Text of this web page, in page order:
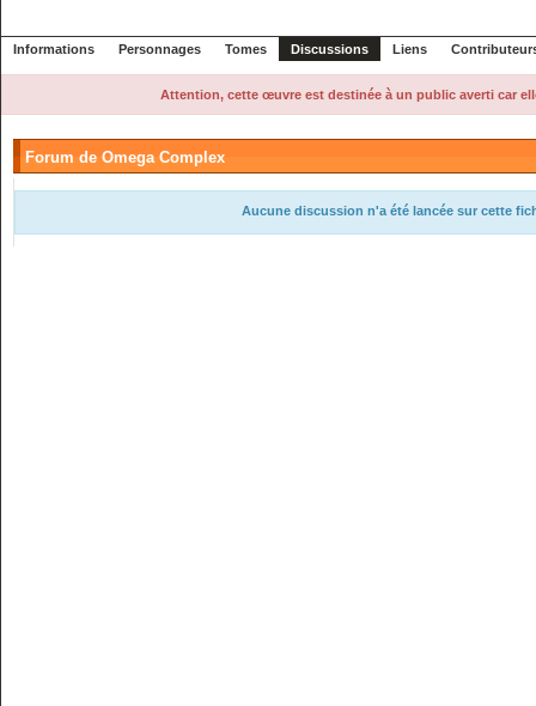
Informations Personnages Tomes Discussions Liens
Attention, cette œuvre est destinée à un public averti car
Forum de Omega Complex
Aucune discussion n'a été lancée sur cette